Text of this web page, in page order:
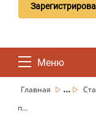
Меню
Главная ...
п...